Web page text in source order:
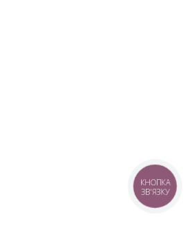
КНОПКА
ЗВ'ЯЗКУ